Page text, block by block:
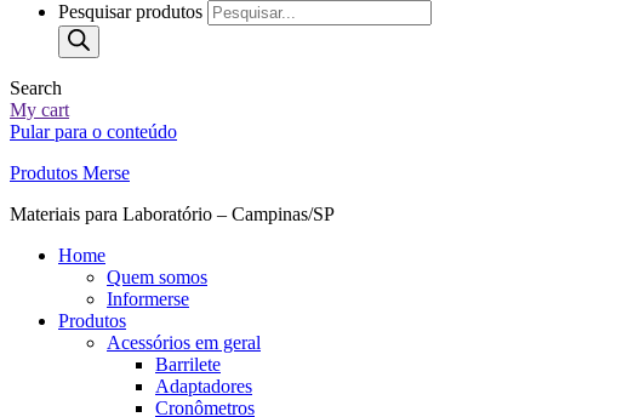
Pesquisar produtos
Search
My cart
Pular para o conteúdo
Produtos Merse
Materiais para Laboratório – Campinas/SP
Home
Quem somos
Informerse
Produtos
Acessórios em geral
Barrilete
Adaptadores
Cronômetros